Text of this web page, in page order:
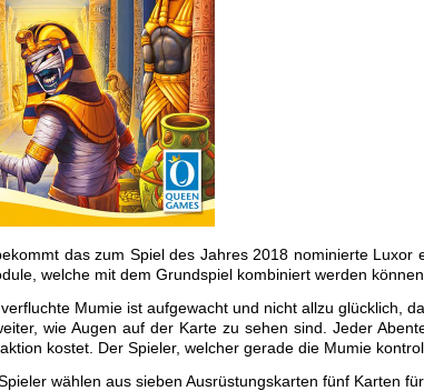
das zum Spiel des Jahres 2018 nominierte Luxor
welche mit dem Grundspiel kombiniert werden
Mumie ist aufgewacht und nicht allzu glücklich,
wie Augen auf der Karte zu sehen sind. Jeder
kostet. Der Spieler, welcher gerade die Mumie
wählen aus sieben Ausrüstungskarten fünf Karten